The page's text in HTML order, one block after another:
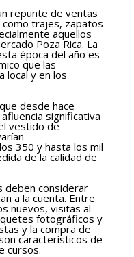
repunte de ventas
trajes, zapatos
aquellos
Poza Rica. La
época del año es
que las
local y en los
desde hace
significativa
vestido de
350 y hasta los mil
de la calidad de
deben considerar
a la cuenta. Entre
nuevos, visitas al
fotográficos y
y la compra de
característicos de
cursos.